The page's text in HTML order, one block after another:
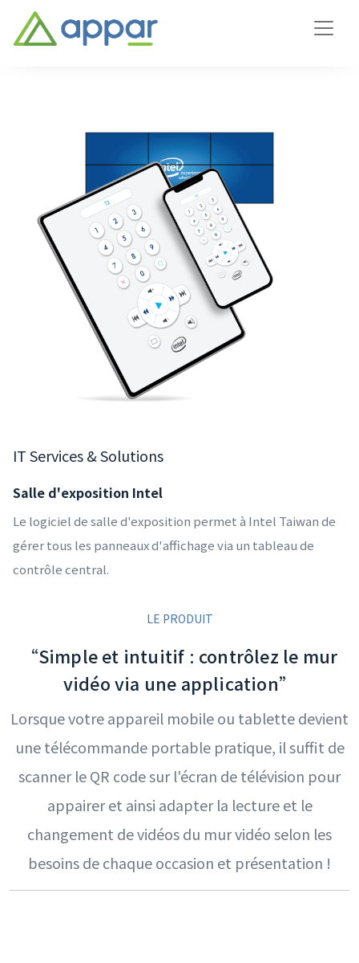
IT Services & Solutions
Salle d'exposition Intel
Le logiciel de salle d'exposition permet à Intel Taiwan de
gérer tous les panneaux d'affichage via un tableau de
contrôle central.
LE PRODUIT
“Simple et intuitif : contrôlez le mur
vidéo via une application”
Lorsque votre appareil mobile ou tablette devient
une télécommande portable pratique, il suffit de
scanner le QR code sur l'écran de télévision pour
appairer et ainsi adapter la lecture et le
changement de vidéos du mur vidéo selon les
besoins de chaque occasion et présentation !